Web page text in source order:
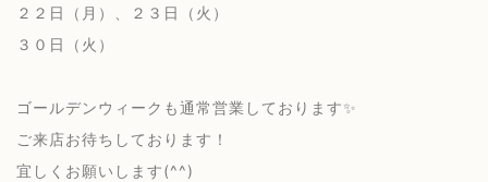
２２日（月）、２３日（火）
３０日（火）
ゴールデンウィークも通常営業しております✨
ご来店お待ちしております！
宜しくお願いします(^^)